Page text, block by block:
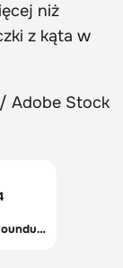
niż
z kąta w
Adobe Stock